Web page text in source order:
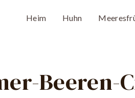
Heim Huhn
Beeren-